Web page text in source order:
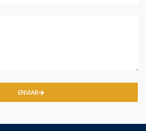
ENVIAR